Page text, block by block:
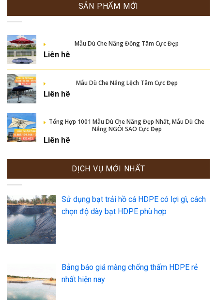
SẢN PHẨM MỚI
Mẫu Dù Che Nắng Đồng Tâm Cực Đẹp
Liên hê
Mẫu Dù Che Nắng Lệch Tâm Cực Đẹp
Liên hê
Tổng Hợp 1001 Mẫu Dù Che Nắng Đẹp Nhất, Mẫu Dù Che
Nắng NGÔI SAO Cực Đẹp
Liên hê
DỊCH VỤ MỚI NHẤT
Sử dụng bạt trải hồ cá HDPE có lợi gì, cách
chọn độ dày bạt HDPE phù hợp
Bảng báo giá màng chống thấm HDPE rẻ
nhất hiện nay